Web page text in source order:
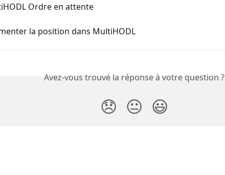
Ordre en attente
la position dans MultiHODL
Avez-vous trouvé la réponse à votre question ?
😞 😐 😃